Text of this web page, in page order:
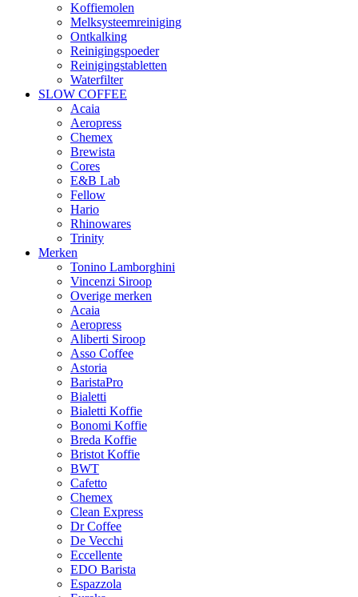
Koffiemolen
Melksysteemreiniging
Ontkalking
Reinigingspoeder
Reinigingstabletten
Waterfilter
SLOW COFFEE
Acaia
Aeropress
Chemex
Brewista
Cores
E&B Lab
Fellow
Hario
Rhinowares
Trinity
Merken
Tonino Lamborghini
Vincenzi Siroop
Overige merken
Acaia
Aeropress
Aliberti Siroop
Asso Coffee
Astoria
BaristaPro
Bialetti
Bialetti Koffie
Bonomi Koffie
Breda Koffie
Bristot Koffie
BWT
Cafetto
Chemex
Clean Express
Dr Coffee
De Vecchi
Eccellente
EDO Barista
Espazzola